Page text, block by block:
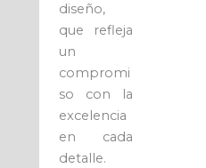
diseño,
que refleja
un
compromi
so con la
excelencia
en cada
detalle.